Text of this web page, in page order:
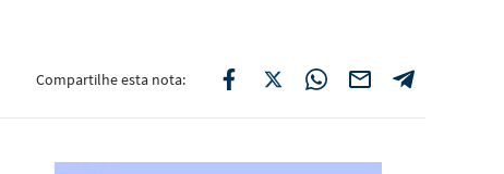
Compartilhe esta nota: